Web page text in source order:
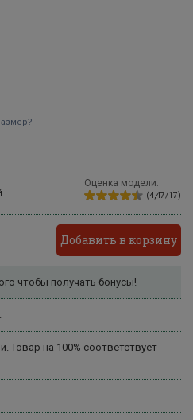
Оценка модели:
(4,47/17)
Добавить в корзину
чтобы получать бонусы!
Товар на 100% соответствует